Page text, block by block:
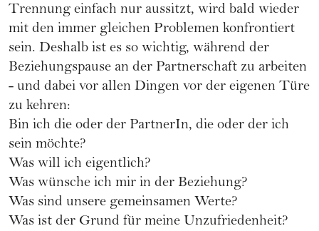
Trennung einfach nur aussitzt, wird bald wieder
mit den immer gleichen Problemen konfrontiert
sein. Deshalb ist es so wichtig, während der
Beziehungspause an der Partnerschaft zu arbeiten
- und dabei vor allen Dingen vor der eigenen Türe
zu kehren:
Bin ich die oder der PartnerIn, die oder der ich
sein möchte?
Was will ich eigentlich?
Was wünsche ich mir in der Beziehung?
Was sind unsere gemeinsamen Werte?
Was ist der Grund für meine Unzufriedenheit?